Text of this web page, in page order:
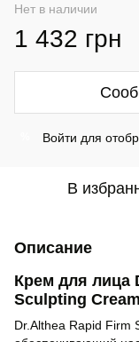
Нет в наличии
1 432 грн
Войти для
В
Описание
Крем для лица
Sculpting
Dr.Althea Rapid Firm